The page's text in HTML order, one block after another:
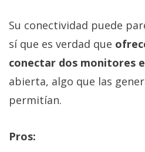
Su conectividad puede
sí que es verdad que
conectar dos monitores
abierta, algo que las
permitían.
Pros: